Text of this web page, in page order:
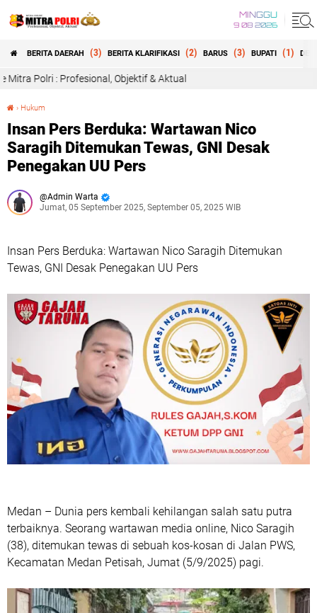
MINGGU
9 08 2026
BERITA DAERAH (3) BERITA KLARIFIKASI (2) BARUS (3) BUPATI (1)
Objektif & Aktual
› Hukum
Insan Pers Berduka: Wartawan Nico
Saragih Ditemukan Tewas, GNI Desak
Penegakan UU Pers
Admin Warta
Jumat, 05 September 2025, September 05, 2025 WIB
Insan Pers Berduka: Wartawan Nico Saragih Ditemukan
Tewas, GNI Desak Penegakan UU Pers
Medan – Dunia pers kembali kehilangan salah satu putra
terbaiknya. Seorang wartawan media online, Nico Saragih
(38), ditemukan tewas di sebuah kos-kosan di Jalan PWS,
Kecamatan Medan Petisah, Jumat (5/9/2025) pagi.